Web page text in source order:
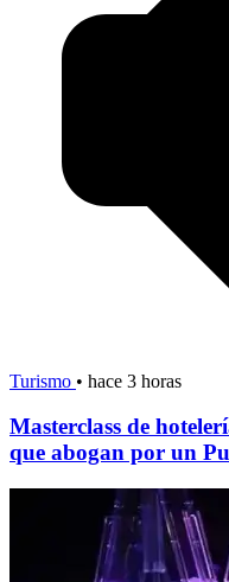
Turismo • hace 3 horas
Masterclass de
que abogan por un